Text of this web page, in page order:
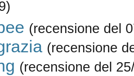
(recensione del
(recensione
(recensione del